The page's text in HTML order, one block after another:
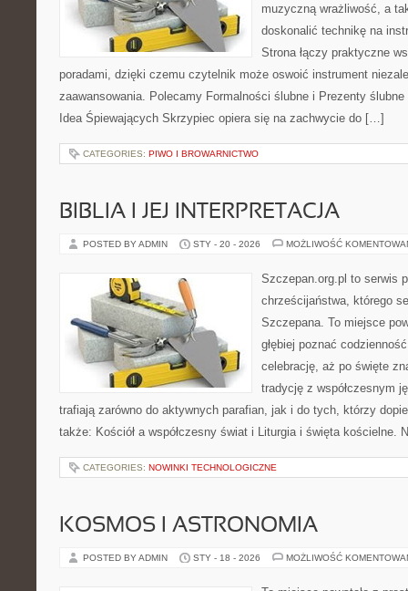
muzyczną wrażliwość, a
doskonalić technikę na
Strona łączy praktyczne
poradami, dzięki czemu czytelnik może oswoić instrument
zaawansowania. Polecamy Formalności ślubne i Prezenty
Idea Śpiewających Skrzypiec opiera się na zachwycie do […]
CATEGORIES: PIWO I BROWARNICTWO
BIBLIA I JEJ INTERPRETACJA
POSTED BY ADMIN STY - 20 - 2026 MOŻLIWOŚĆ
Szczepan.org.pl to serwis
chrześcijaństwa, którego
Szczepana. To miejsce
głębiej poznać
celebrację, aż po święte
tradycję z współczesnym
trafiają zarówno do aktywnych parafian, jak i do tych, którzy
także: Kościół a współczesny świat i Liturgia i święta kościelne.
CATEGORIES: NOWINKI TECHNOLOGICZNE
KOSMOS I ASTRONOMIA
POSTED BY ADMIN STY - 18 - 2026 MOŻLIWOŚĆ